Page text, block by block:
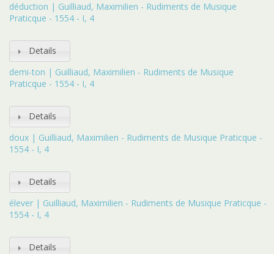
déduction | Guilliaud, Maximilien - Rudiments de Musique
Praticque - 1554 - I, 4
Details
demi-ton | Guilliaud, Maximilien - Rudiments de Musique
Praticque - 1554 - I, 4
Details
doux | Guilliaud, Maximilien - Rudiments de Musique Praticque -
1554 - I, 4
Details
élever | Guilliaud, Maximilien - Rudiments de Musique Praticque -
1554 - I, 4
Details